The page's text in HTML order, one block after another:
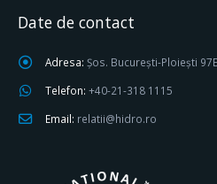
Date de contact
Adresa: Șos. București-Ploiești
Telefon: +40-21-318 1115
Email: relatii@hidro.ro